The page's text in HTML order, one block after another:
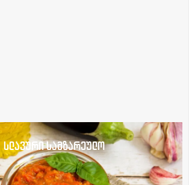
სლავური სამზარეულო